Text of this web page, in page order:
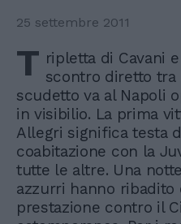
25 settembre 2011
T ripletta di Cavani
scontro diretto
scudetto va al Napoli
in visibilio. La prima
Allegri significa testa
coabitazione con la
tutte le altre. Una
azzurri hanno ribadito
prestazione contro il